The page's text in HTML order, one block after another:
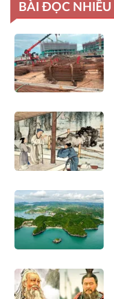
BÀI ĐỌC NHIỀU